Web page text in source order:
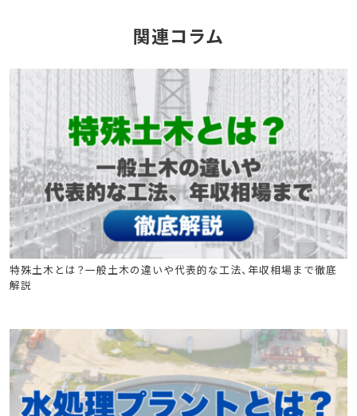
関連コラム
土木施工管理技士
特殊土木とは？一般土木の違いや代表的な工法、年収相場まで徹底
解説